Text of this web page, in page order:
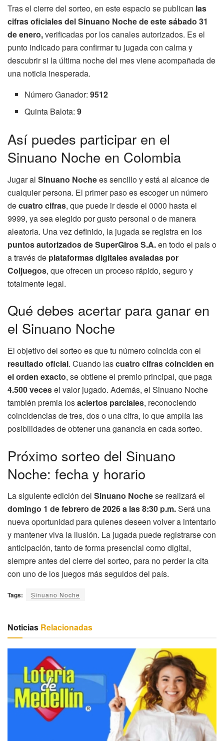
Tras el cierre del sorteo, en este espacio se publican las
cifras oficiales del Sinuano Noche de este sábado 31
de enero,verificadas por los canales autorizados. Es el
punto indicado para confirmar tu jugada con calma y
descubrir si la última noche del mes viene acompañada de
una noticia inesperada.
Número Ganador: 9512
Quinta Balota:9
Así puedes participar en el
Sinuano Noche en Colombia
Jugar al Sinuano Nochees sencillo y está al alcance de
cualquier persona. El primer paso es escoger un número
decuatro cifras, que puede ir desde el 0000 hasta el
9999, ya sea elegido por gusto personal o de manera
aleatoria. Una vez definido, la jugada se registra en los
puntos autorizados de SuperGiros S.A.en todo el país o
a través de plataformas digitales avaladas por
Coljuegos, que ofrecen un proceso rápido, seguro y
totalmente legal.
Qué debes acertar para ganar en
el Sinuano Noche
El objetivo del sorteo es que tu número coincida con el
resultado oficial. Cuando lascuatro cifras coinciden en
el orden exacto, se obtiene el premio principal, que paga
4.500 vecesel valor jugado. Además, el Sinuano Noche
también premia losaciertos parciales, reconociendo
coincidencias de tres, dos o una cifra, lo que amplía las
posibilidades de obtener una ganancia en cada sorteo.
Próximo sorteo del Sinuano
Noche: fecha y horario
La siguiente edición del Sinuano Nochese realizará el
domingo 1 de febrero de 2026 a las 8:30 p.m.Será una
nueva oportunidad para quienes deseen volver a intentarlo
y mantener viva la ilusión. La jugada puede registrarse con
anticipación, tanto de forma presencial como digital,
siempre antes del cierre del sorteo, para no perder la cita
con uno de los juegos más seguidos del país.
Tags: Sinuano Noche
Noticias Relacionadas